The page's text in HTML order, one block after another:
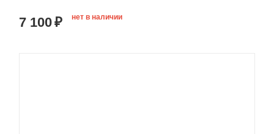
7 100₽ нет в наличии